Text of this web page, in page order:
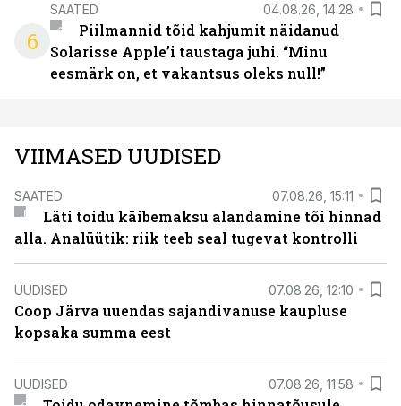
6
SAATED 04.08.26, 14:28
Piilmannid tõid kahjumit näidanud
Solarisse Apple’i taustaga juhi. “Minu
eesmärk on, et vakantsus oleks null!”
VIIMASED UUDISED
SAATED 07.08.26, 15:11
Läti toidu käibemaksu alandamine tõi hinnad
alla. Analüütik: riik teeb seal tugevat kontrolli
UUDISED 07.08.26, 12:10
Coop Järva uuendas sajandivanuse kaupluse
kopsaka summa eest
UUDISED 07.08.26, 11:58